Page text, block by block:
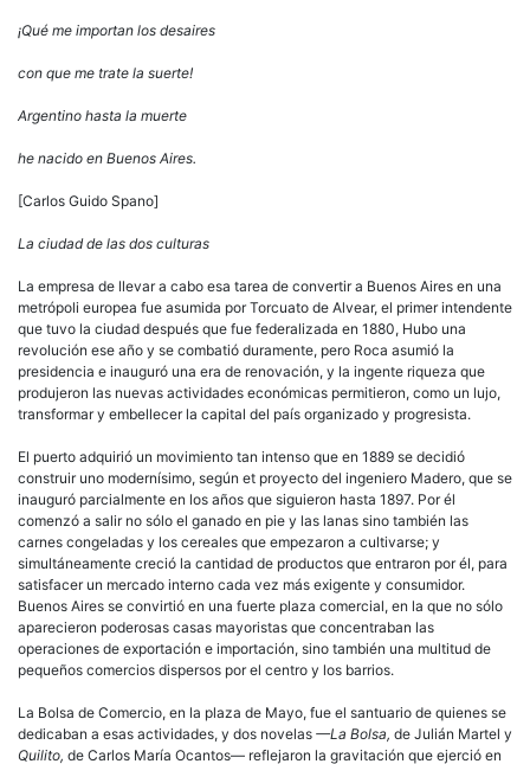
¡Qué me importan los desaires
con que me trate la suerte!
Argentino hasta la muerte
he nacido en Buenos Aires.
[Carlos Guido Spano]
La ciudad de las dos culturas
La empresa de llevar a cabo esa tarea de convertir a Buenos Aires en una
metrópoli europea fue asumida por Torcuato de Alvear, el primer intendente
que tuvo la ciudad después que fue federalizada en 1880, Hubo una
revolución ese año y se combatió duramente, pero Roca asumió la
presidencia e inauguró una era de renovación, y la ingente riqueza que
produjeron las nuevas actividades económicas permitieron, como un lujo,
transformar y embellecer la capital del país organizado y progresista.
El puerto adquirió un movimiento tan intenso que en 1889 se decidió
construir uno modernísimo, según et proyecto del ingeniero Madero, que se
inauguró parcialmente en los años que siguieron hasta 1897. Por él
comenzó a salir no sólo el ganado en pie y las lanas sino también las
carnes congeladas y los cereales que empezaron a cultivarse; y
simultáneamente creció la cantidad de productos que entraron por él, para
satisfacer un mercado interno cada vez más exigente y consumidor.
Buenos Aires se convirtió en una fuerte plaza comercial, en la que no sólo
aparecieron poderosas casas mayoristas que concentraban las
operaciones de exportación e importación, sino también una multitud de
pequeños comercios dispersos por el centro y los barrios.
La Bolsa de Comercio, en la plaza de Mayo, fue el santuario de quienes se
dedicaban a esas actividades, y dos novelas —La Bolsa, de Julián Martel y
Quilito, de Carlos María Ocantos— reflejaron la gravitación que ejerció en